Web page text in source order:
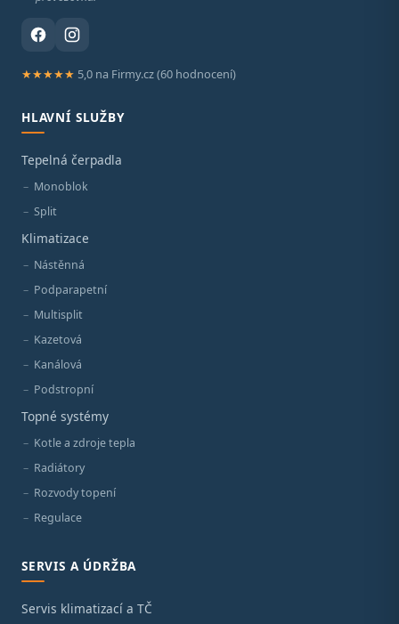
★★★★★ 5,0 na Firmy.cz (60 hodnocení)
HLAVNÍ SLUŽBY
Tepelná čerpadla
Monoblok
Split
Klimatizace
Nástěnná
Podparapetní
Multisplit
Kazetová
Kanálová
Podstropní
Topné systémy
Kotle a zdroje tepla
Radiátory
Rozvody topení
Regulace
SERVIS A ÚDRŽBA
Servis klimatizací a TČ